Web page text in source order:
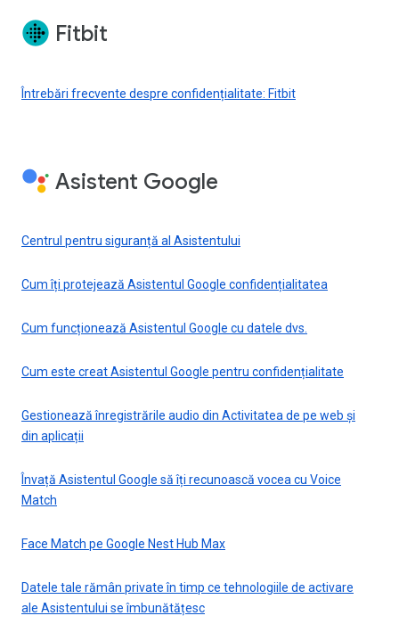
Fitbit
Întrebări frecvente despre confidențialitate: Fitbit
Asistent Google
Centrul pentru siguranță al Asistentului
Cum îți protejează Asistentul Google confidențialitatea
Cum funcționează Asistentul Google cu datele dvs.
Cum este creat Asistentul Google pentru confidențialitate
Gestionează înregistrările audio din Activitatea de pe web și
din aplicații
Învață Asistentul Google să îți recunoască vocea cu Voice
Match
Face Match pe Google Nest Hub Max
Datele tale rămân private în timp ce tehnologiile de activare
ale Asistentului se îmbunătățesc